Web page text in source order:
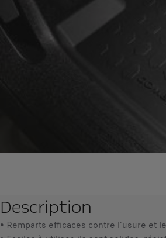
Description
• Remparts efficaces contre l'usure et